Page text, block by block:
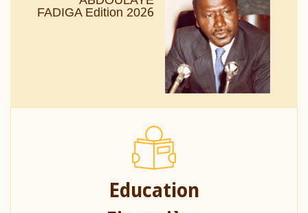
FADIGA Edition 2026
Education